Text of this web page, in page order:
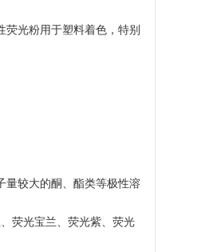
光粉用于塑料着色，特别
量较大的酮、酯类等极性溶
荧光宝兰、荧光紫、荧光